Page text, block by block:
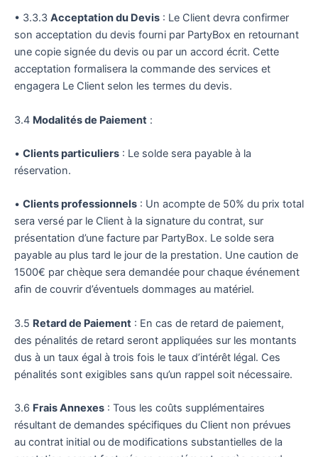
• 3.3.3 Acceptation du Devis : Le Client devra confirmer
son acceptation du devis fourni par PartyBox en retournant
une copie signée du devis ou par un accord écrit. Cette
acceptation formalisera la commande des services et
engagera Le Client selon les termes du devis.
3.4 Modalités de Paiement :
• Clients particuliers : Le solde sera payable à la
réservation.
• Clients professionnels : Un acompte de 50% du prix total
sera versé par le Client à la signature du contrat, sur
présentation d’une facture par PartyBox. Le solde sera
payable au plus tard le jour de la prestation. Une caution de
1500€ par chèque sera demandée pour chaque événement
afin de couvrir d’éventuels dommages au matériel.
3.5 Retard de Paiement : En cas de retard de paiement,
des pénalités de retard seront appliquées sur les montants
dus à un taux égal à trois fois le taux d’intérêt légal. Ces
pénalités sont exigibles sans qu’un rappel soit nécessaire.
3.6 Frais Annexes : Tous les coûts supplémentaires
résultant de demandes spécifiques du Client non prévues
au contrat initial ou de modifications substantielles de la